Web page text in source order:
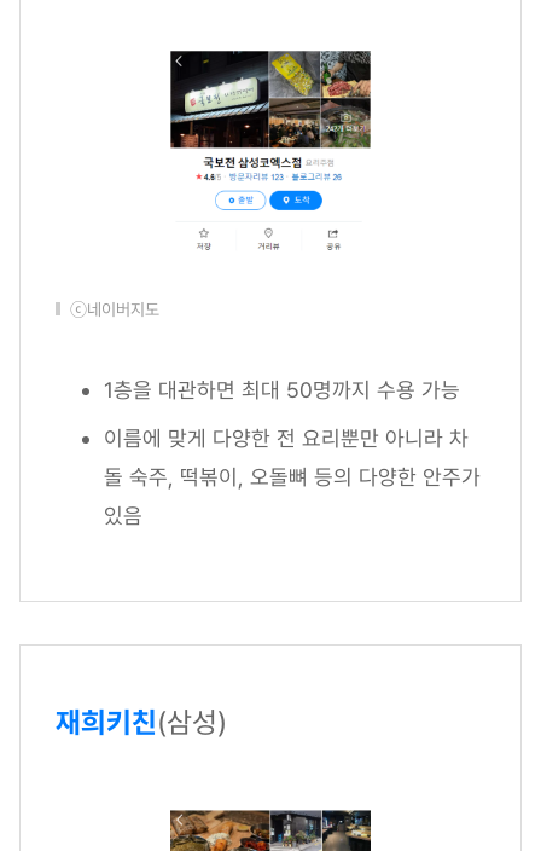
ⓒ네이버지도
1층을 대관하면 최대 50명까지 수용 가능
이름에 맞게 다양한 전 요리뿐만 아니라 차
돌 숙주, 떡볶이, 오돌뼈 등의 다양한 안주가
있음
재희키친(삼성)